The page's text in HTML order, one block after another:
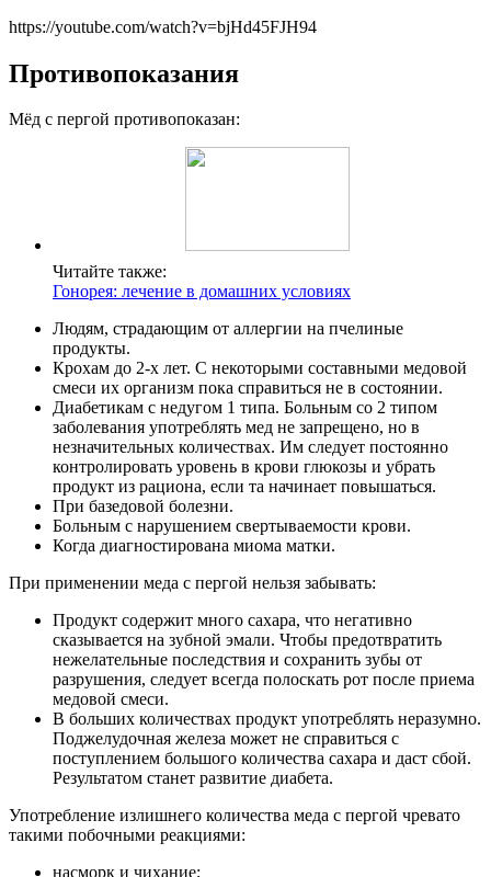
https://youtube.com/watch?v=bjHd45FJH94
Противопоказания
Мёд с пергой противопоказан:
Читайте также:
Гонорея: лечение в домашних условиях
Людям, страдающим от аллергии на пчелиные
продукты.
Крохам до 2-х лет. С некоторыми составными медовой
смеси их организм пока справиться не в состоянии.
Диабетикам с недугом 1 типа. Больным со 2 типом
заболевания употреблять мед не запрещено, но в
незначительных количествах. Им следует постоянно
контролировать уровень в крови глюкозы и убрать
продукт из рациона, если та начинает повышаться.
При базедовой болезни.
Больным с нарушением свертываемости крови.
Когда диагностирована миома матки.
При применении меда с пергой нельзя забывать:
Продукт содержит много сахара, что негативно
сказывается на зубной эмали. Чтобы предотвратить
нежелательные последствия и сохранить зубы от
разрушения, следует всегда полоскать рот после приема
медовой смеси.
В больших количествах продукт употреблять неразумно.
Поджелудочная железа может не справиться с
поступлением большого количества сахара и даст сбой.
Результатом станет развитие диабета.
Употребление излишнего количества меда с пергой чревато
такими побочными реакциями:
насморк и чихание;